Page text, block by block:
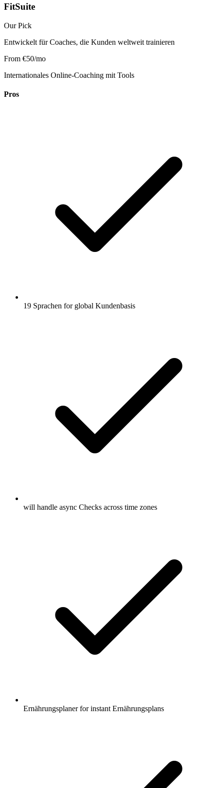
FitSuite
Our Pick
Entwickelt für Coaches, die Kunden weltweit trainieren
From €50/mo
Internationales Online-Coaching mit Tools
Pros
19 Sprachen for global Kundenbasis
will handle async Checks across time zones
Ernährungsplaner for instant Ernährungsplans